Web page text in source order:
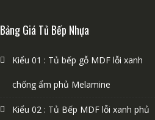
Bảng Giá Tủ Bếp Nhựa
Kiểu 01 : Tủ bếp gỗ MDF lỗi xanh
chống ẩm phủ Melamine
Kiểu 02 : Tủ Bếp MDF lỗi xanh phủ